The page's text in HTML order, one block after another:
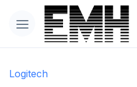
Logitech